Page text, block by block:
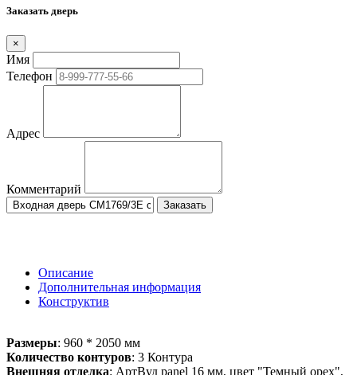
Заказать дверь
×
Имя
Телефон
Адрес
Комментарий
Заказать
Описание
Дополнительная информация
Конструктив
Размеры: 960 * 2050 мм
Количество контуров: 3 Контура
Внешняя отделка: АртВуд panel 16 мм, цвет "Темный орех",